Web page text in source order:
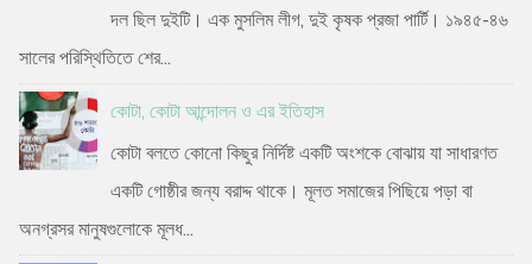
দল ছিল দুইটি। এক মুসলিম লীগ, দুই কৃষক প্রজা পার্টি। ১৯৪৫-৪৬
সালের পরিস্থিতিতে শের...
কোটা, কোটা আন্দোলন ও এর ইতিহাস
কোটা বলতে কোনো কিছুর নির্দিষ্ট একটি অংশকে বোঝায় যা সাধারণত
একটি গোষ্ঠীর জন্য বরাদ্দ থাকে। মূলত সমাজের পিছিয়ে পড়া বা
অনগ্রসর মানুষগুলোকে মূলধ...